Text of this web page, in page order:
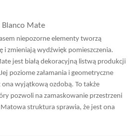
Blanco Mate
niepozorne elementy tworzą
jest białą dekoracyjną listwą produkcji
poziome załamania i geometryczne
ona wyjątkową ozdobą. To także
pozwoli na zamaskowanie przestrzeni
Matowa struktura sprawia, że jest ona
i delikatnej estetyki.